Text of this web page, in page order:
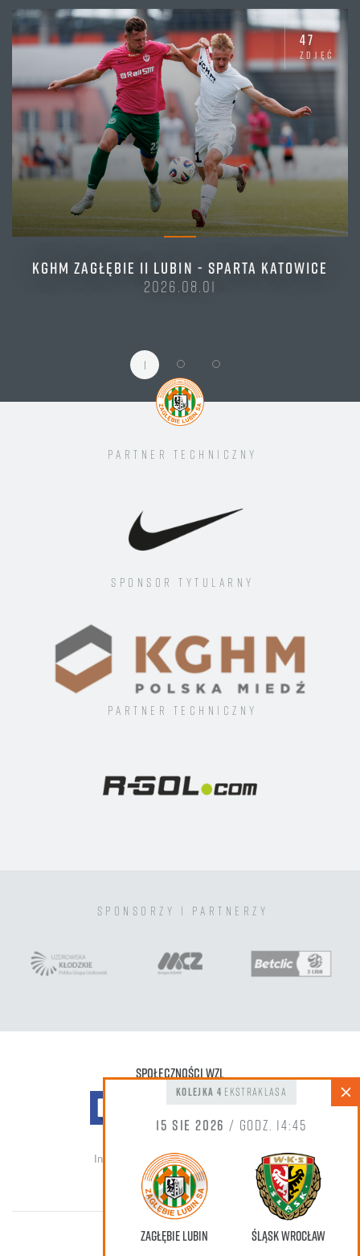
47
zdjęć
KGHM ZAGŁĘBIE II LUBIN - SPARTA KATOWICE
2026.08.01
1
Partner techniczny
Sponsor tytularny
Partner techniczny
sponsorzy i partnerzy
Społeczności WZL
Informacja do zdjęć oraz nagrań wideo
kolejka 4 Ekstraklasa
15 sie 2026/ godz. 14:45
Zagłębie Lubin Śląsk Wrocław